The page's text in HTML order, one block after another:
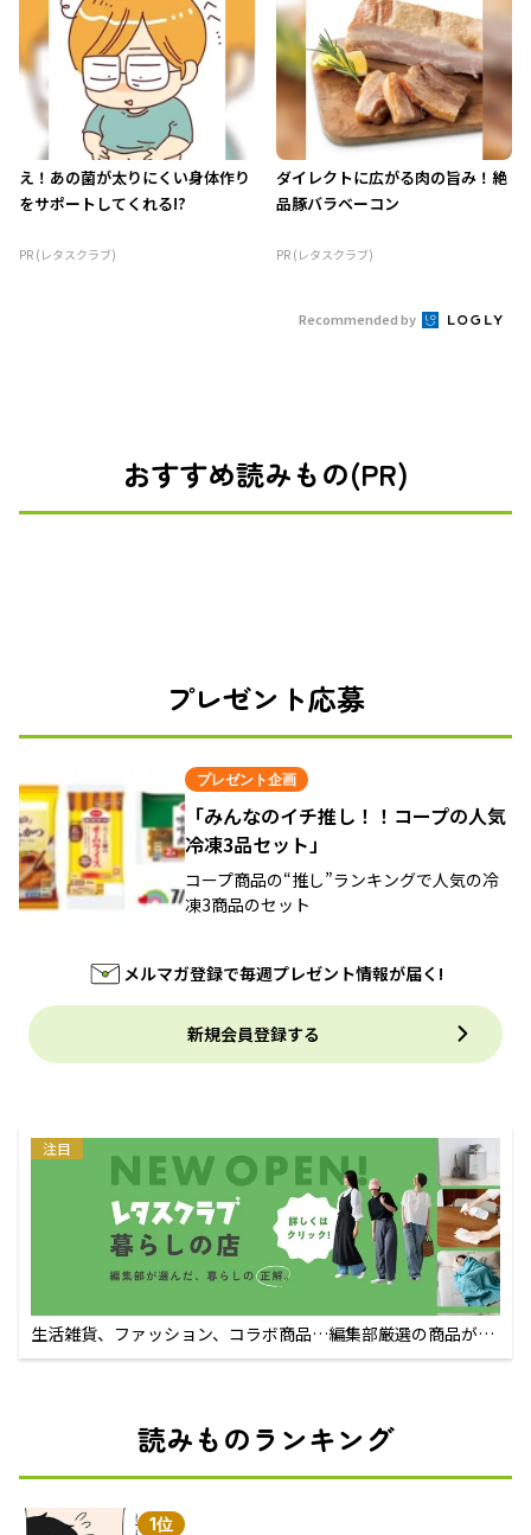
え！あの菌が太りにくい身体作り
をサポートしてくれる!?
PR (レタスクラブ)
ダイレクトに広がる肉の旨み！絶
品豚バラベーコン
PR (レタスクラブ)
Recommended by
おすすめ読みもの(PR)
プレゼント応募
プレゼント企画
「みんなのイチ推し！！コープの人気
冷凍3品セット」
コープ商品の“推し”ランキングで人気の冷
凍3商品のセット
メルマガ登録で毎週プレゼント情報が届く!
新規会員登録する
注目
生活雑貨、ファッション、コラボ商品…編集部厳選の商品が買
えるECサイト
読みものランキング
1位